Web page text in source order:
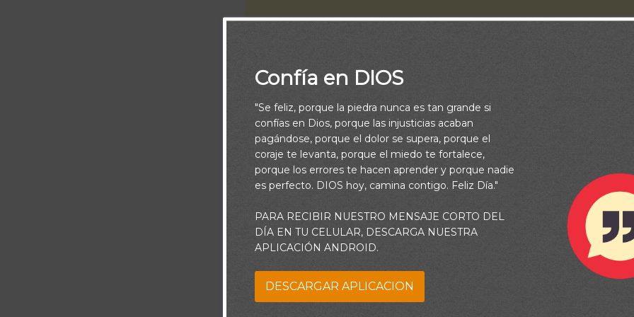
Piensa:
El gozo no es una sensación de felicidad que se tiene sólo cuando las cosas
Es mucho más que eso. El gozo es una de las fuerzas espirituales más
mundo.
Confía en DIOS
"Se feliz, porque la piedra nunca es tan grande si
confías en Dios, porque las injusticias acaban
pagándose, porque el dolor se supera, porque el
coraje te levanta, porque el miedo te fortalece,
porque los errores te hacen aprender y porque nadie
es perfecto. DIOS hoy, camina contigo. Feliz Día."
PARA RECIBIR NUESTRO MENSAJE CORTO DEL
DÍA EN TU CELULAR, DESCARGA NUESTRA
APLICACIÓN ANDROID.
DESCARGAR APLICACION